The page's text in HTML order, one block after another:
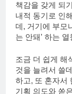
책감을 갖게 되
내적 동기로 인
데, 거기에 부모
는 안돼’ 하는
조금 더 쉽게 해
것을 늘려서 쓸
하고, 또 혼자서
기획 의도와 쏟